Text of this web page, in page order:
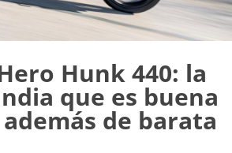
Hunk 440: la
que es buena
de barata